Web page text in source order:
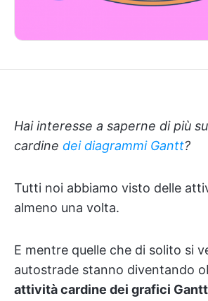
Hai interesse a saperne di più
cardine dei diagrammi Gantt?
Tutti noi abbiamo visto delle
almeno una volta.
E mentre quelle che di solito si
autostrade stanno diventando
attività cardine dei grafici Gantt